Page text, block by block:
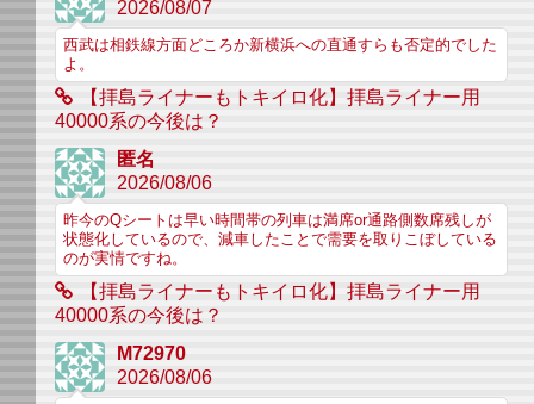
2026/08/07
西武は相鉄線方面どころか新横浜への直通すらも否定的でした
よ。
【拝島ライナーもトキイロ化】拝島ライナー用
40000系の今後は？
匿名
2026/08/06
昨今のQシートは早い時間帯の列車は満席or通路側数席残しが
状態化しているので、減車したことで需要を取りこぼしている
のが実情ですね。
【拝島ライナーもトキイロ化】拝島ライナー用
40000系の今後は？
M72970
2026/08/06